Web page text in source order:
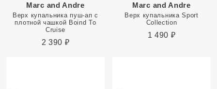
Marc and Andre
Верх купальника пуш-ап с
плотной чашкой Boind To
Cruise
2 390 ₽
Marc and Andre
Верх купальника Sport
Collection
1 490 ₽